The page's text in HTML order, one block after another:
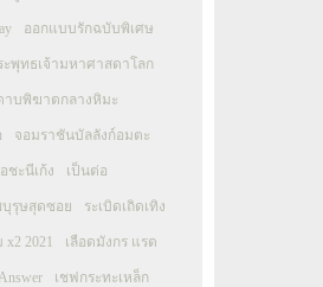
ออกแบบรักฉบับพิเศษ
ะพุทธเจ้ามหาศาสดาโลก
าบพิฆาตกลางหิมะ
จอมราชันบัลลังก์อมตะ
อชะนีเก้ง เป็นต่อ
รุษสุดซอย ระเบิดเถิดเทิง
2021 เลือดมังกร แรด
เชฟกระทะเหล็ก